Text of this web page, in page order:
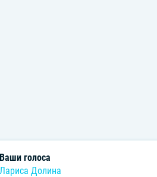
Ваши голоса
Лариса Долина